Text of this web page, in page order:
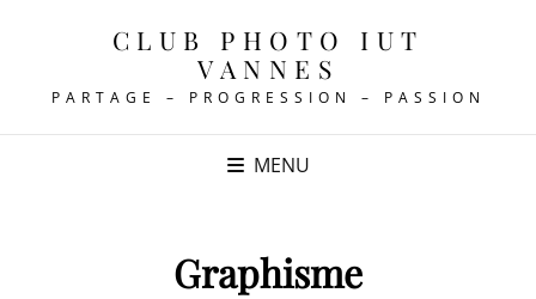
CLUB PHOTO IUT
VANNES
PARTAGE – PROGRESSION – PASSION
MENU
Graphisme